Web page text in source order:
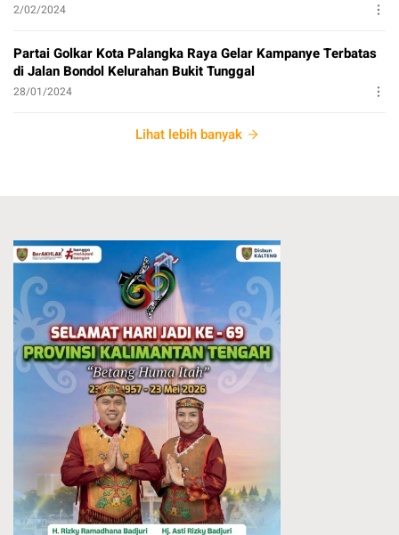
2/02/2024
Partai Golkar Kota Palangka Raya Gelar Kampanye Terbatas
di Jalan Bondol Kelurahan Bukit Tunggal
28/01/2024
Lihat lebih banyak